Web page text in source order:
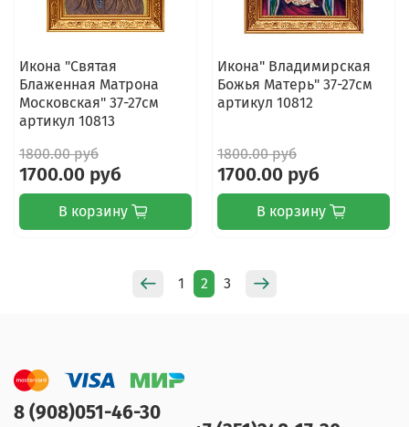
Икона "Святая
Блаженная Матрона
Московская" 37-27см
артикул 10813
1800.00 руб
1700.00 руб
В корзину
Икона" Владимирская
Божья Матерь" 37-27см
артикул 10812
1800.00 руб
1700.00 руб
В корзину
1 2 3
8 (908)051-46-30